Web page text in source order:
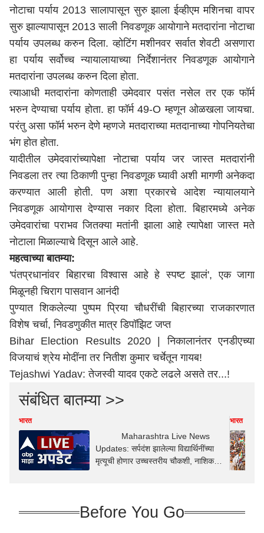
नोटाचा पर्याय 2013 सालापासून सुरु झाला ईव्हीएम मशिनचा वापर
सुरु झाल्यापासून 2013 साली निवडणूक आयोगाने मतदारांना नोटाचा
पर्याय उपलब्ध करुन दिला. व्होटिंग मशीनवर सर्वात शेवटी असणारा
हा पर्याय सर्वोच्च न्यायालायाच्या निर्देशानंतर निवडणूक आयोगाने
मतदारांना उपलब्ध करुन दिला होता.
त्याआधी मतदारांना कोणताही उमेदवार पसंत नसेल तर एक फॉर्म
भरुन देण्याचा पर्याय होता. हा फॉर्म 49-O म्हणून ओळखला जायचा.
परंतु असा फॉर्म भरुन देणे म्हणजे मतदाराच्या मतदानाच्या गोपनियतेचा
भंग होत होता.
यादीतील उमेदवारांच्यापेक्षा नोटाचा पर्याय जर जास्त मतदारांनी
निवडला तर त्या ठिकाणी पुन्हा निवडणूक घ्यावी अशी मागणी अनेकदा
करण्यात आली होती. पण अशा प्रकारचे आदेश न्यायालयाने
निवडणूक आयोगास देण्यास नकार दिला होता. बिहारमध्ये अनेक
उमेदवारांचा पराभव जितक्या मतांनी झाला आहे त्यापेक्षा जास्त मते
नोटाला मिळाल्याचे दिसून आले आहे.
महत्वाच्या बातम्या:
'पंतप्रधानांवर बिहारचा विश्वास आहे हे स्पष्ट झालं', एक जागा
मिळूनही चिराग पासवान आनंदी
पुण्यात शिकलेल्या पुष्पम प्रिया चौधरींची बिहारच्या राजकारणात
विशेष चर्चा, निवडणुकीत मात्र डिपॉझिट जप्त
Bihar Election Results 2020 | निकालानंतर एनडीएच्या
विजयाचं श्रेय मोदींना तर नितीश कुमार चर्चेतून गायब!
Tejashwi Yadav: तेजस्वी यादव एकटे लढले असते तर...!
संबंधित बातम्या >>
भारत
Maharashtra Live News
Updates: सर्पदंश झालेल्या विद्यार्थिनींच्या
मृत्यूची होणार उच्चस्तरीय चौकशी, नाशिक
भारत
Before You Go